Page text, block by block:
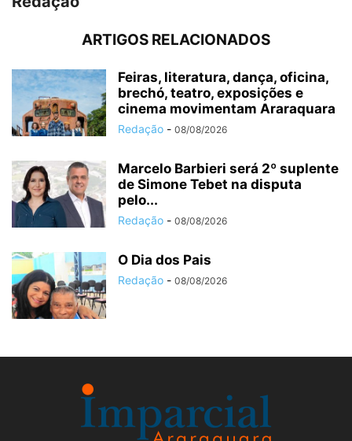
ARTIGOS RELACIONADOS
Feiras, literatura, dança, oficina,
brechó, teatro, exposições e
cinema movimentam Araraquara
Redação - 08/08/2026
Marcelo Barbieri será 2º suplente
de Simone Tebet na disputa
pelo...
Redação - 08/08/2026
O Dia dos Pais
Redação - 08/08/2026